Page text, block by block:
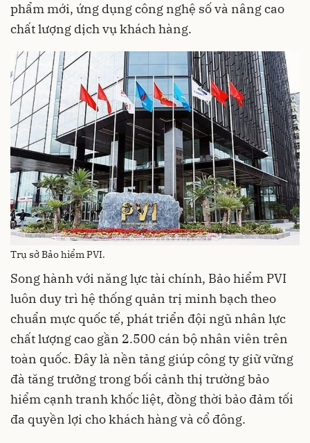
phẩm mới, ứng dụng công nghệ số và nâng cao
chất lượng dịch vụ khách hàng.
Trụ sở Bảo hiểm PVI.
Song hành với năng lực tài chính, Bảo hiểm PVI
luôn duy trì hệ thống quản trị minh bạch theo
chuẩn mực quốc tế, phát triển đội ngũ nhân lực
chất lượng cao gần 2.500 cán bộ nhân viên trên
toàn quốc. Đây là nền tảng giúp công ty giữ vững
đà tăng trưởng trong bối cảnh thị trường bảo
hiểm cạnh tranh khốc liệt, đồng thời bảo đảm tối
đa quyền lợi cho khách hàng và cổ đông.